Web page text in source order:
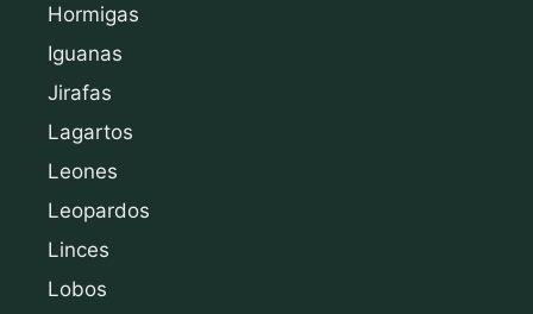
Hormigas
Iguanas
Jirafas
Lagartos
Leones
Leopardos
Linces
Lobos